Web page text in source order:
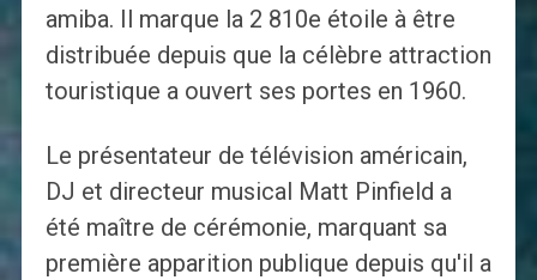
amiba. Il marque la 2 810e étoile à être
distribuée depuis que la célèbre attraction
touristique a ouvert ses portes en 1960.
Le présentateur de télévision américain,
DJ et directeur musical Matt Pinfield a
été maître de cérémonie, marquant sa
première apparition publique depuis qu'il a